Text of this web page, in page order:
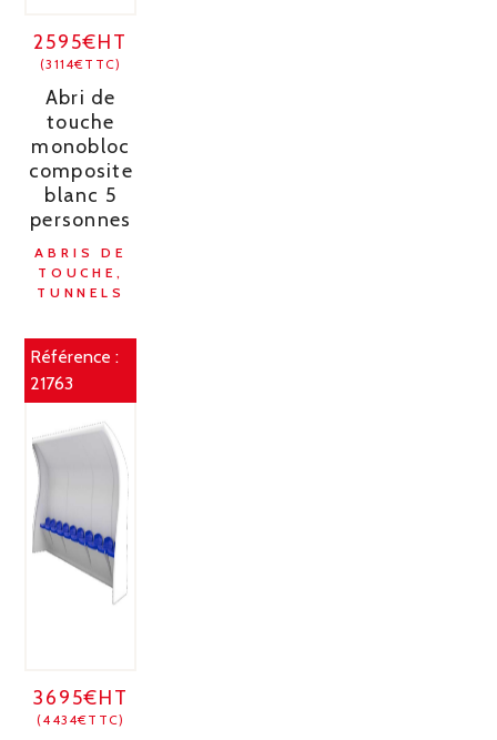
2595€HT
(3114€TTC)
Abri de
touche
monobloc
composite
blanc 5
personnes
ABRIS DE
TOUCHE,
TUNNELS
Référence :
21763
3695€HT
(4434€TTC)